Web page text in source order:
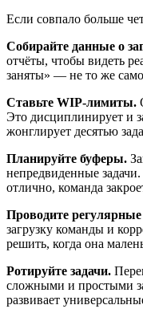
Если совпало больше
Собирайте данные о
отчёты, чтобы видеть
заняты» — не то же
Ставьте WIP-лимиты.
Это дисциплинирует и
жонглирует десятью
Планируйте буферы.
непредвиденные
отлично, команда
Проводите
загрузку команды и
решить, когда она
Ротируйте задачи.
сложными и простыми
развивает